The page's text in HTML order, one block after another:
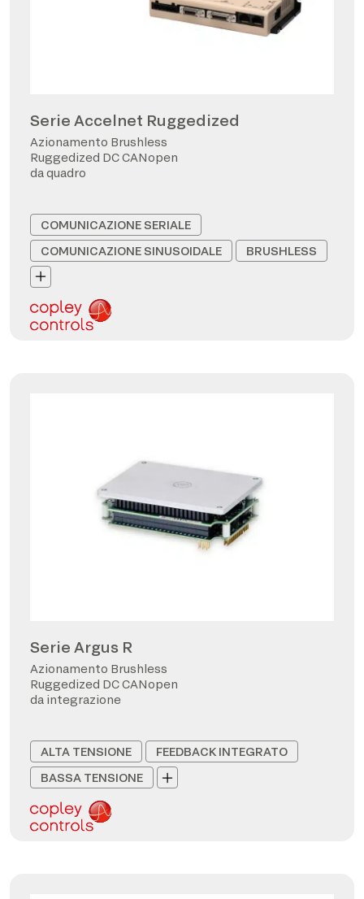
Serie Accelnet Ruggedized
Azionamento Brushless
Ruggedized DC CANopen
da quadro
COMUNICAZIONE SERIALE
COMUNICAZIONE SINUSOIDALE
BRUSHLESS
Serie Argus R
Azionamento Brushless
Ruggedized DC CANopen
da integrazione
ALTA TENSIONE
FEEDBACK INTEGRATO
BASSA TENSIONE